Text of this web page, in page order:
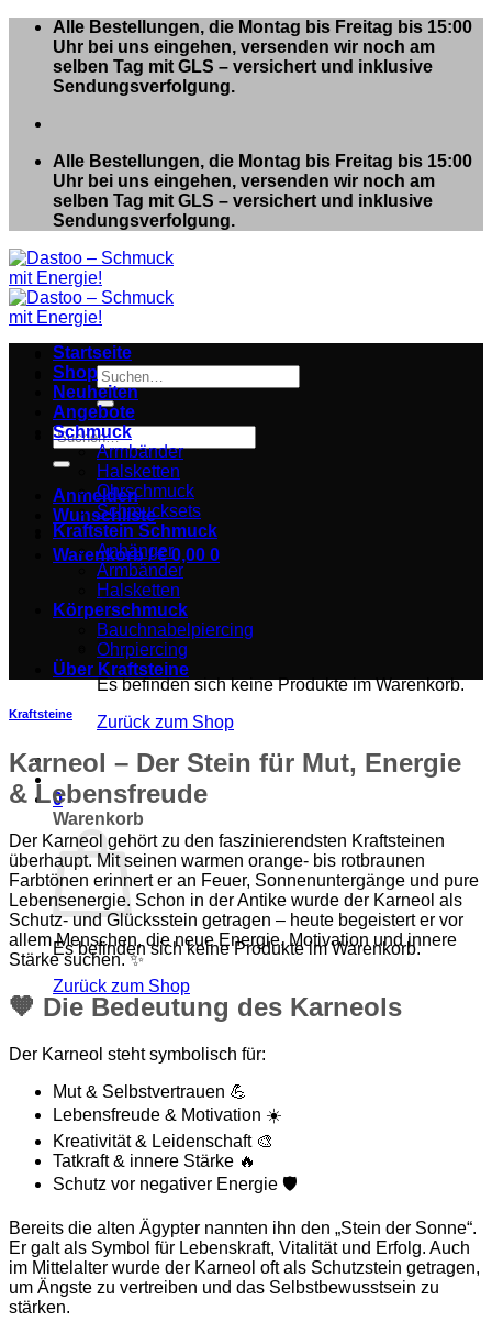
Zum
springen
Alle Bestellungen, die Montag bis Freitag bis 15:00
Uhr bei uns eingehen, versenden wir noch am
selben Tag mit GLS – versichert und inklusive
Sendungsverfolgung.
Alle Bestellungen, die Montag bis Freitag bis 15:00
Uhr bei uns eingehen, versenden wir noch am
selben Tag mit GLS – versichert und inklusive
Sendungsverfolgung.
Suchen
nach:
Suchen
nach:
Anmelden
Wunschliste
Warenkorb /€0,00 0
Es befinden sich keine Produkte im Warenkorb.
Zurück zum Shop
0
Warenkorb
Es befinden sich keine Produkte im Warenkorb.
Zurück zum Shop
Startseite
Shop
Neuheiten
Angebote
Schmuck
Armbänder
Halsketten
Ohrschmuck
Schmucksets
Kraftstein Schmuck
Anhänger
Armbänder
Halsketten
Körperschmuck
Bauchnabelpiercing
Ohrpiercing
Über Kraftsteine
Kraftsteine
Karneol – Der Stein für Mut, Energie
& Lebensfreude
Der Karneol gehört zu den faszinierendsten Kraftsteinen
überhaupt. Mit seinen warmen orange- bis rotbraunen
Farbtönen erinnert er an Feuer, Sonnenuntergänge und pure
Lebensenergie. Schon in der Antike wurde der Karneol als
Schutz- und Glücksstein getragen – heute begeistert er vor
allem Menschen, die neue Energie, Motivation und innere
Stärke suchen. ✨
🧡 Die Bedeutung des Karneols
Der Karneol steht symbolisch für:
Mut & Selbstvertrauen 💪
Lebensfreude & Motivation ☀️
Kreativität & Leidenschaft 🎨
Tatkraft & innere Stärke 🔥
Schutz vor negativer Energie 🛡️
Bereits die alten Ägypter nannten ihn den „Stein der Sonne“.
Er galt als Symbol für Lebenskraft, Vitalität und Erfolg. Auch
im Mittelalter wurde der Karneol oft als Schutzstein getragen,
um Ängste zu vertreiben und das Selbstbewusstsein zu
stärken.